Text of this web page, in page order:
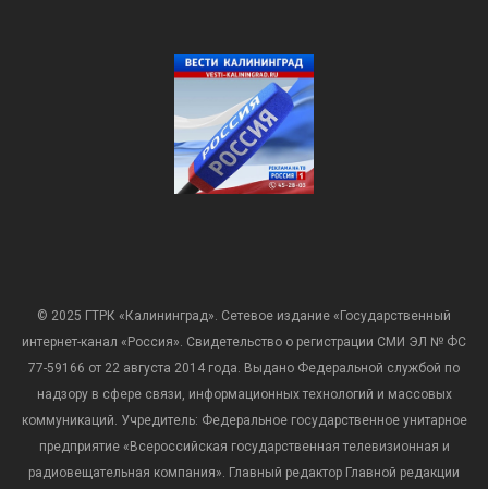
© 2025 ГТРК «Калининград». Сетевое издание «Государственный
интернет-канал «Россия». Свидетельство о регистрации СМИ ЭЛ № ФС
77-59166 от 22 августа 2014 года. Выдано Федеральной службой по
надзору в сфере связи, информационных технологий и массовых
коммуникаций. Учредитель: Федеральное государственное унитарное
предприятие «Всероссийская государственная телевизионная и
радиовещательная компания». Главный редактор Главной редакции